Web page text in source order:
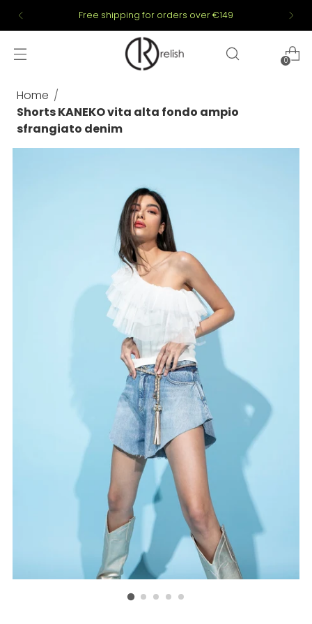
Free shipping for orders over €149
0
Home
Shorts KANEKO vita alta fondo ampio
sfrangiato denim